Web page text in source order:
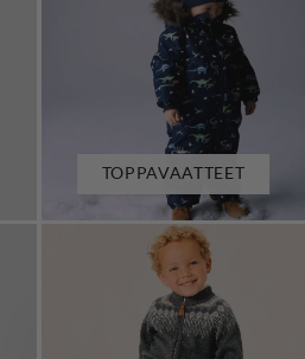
TOPPAVAATTEET